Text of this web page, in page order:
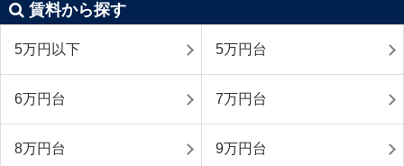
賃料から探す
5万円以下 5万円台
6万円台 7万円台
8万円台 9万円台